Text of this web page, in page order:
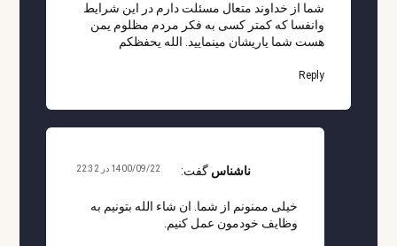
شما از خداوند متعال مسئلت دارم در این شرایط
وانفسا که کمتر کسی به فکر مردم مظلوم یمن
هست شما یاریشان مینمایید. الله یحفظکم
Reply
ناشناس گفت: 1400/09/22 در 22:32
خیلی ممنونم از شما. ان شاء الله بتونیم به
وظایف خودمون عمل کنیم.